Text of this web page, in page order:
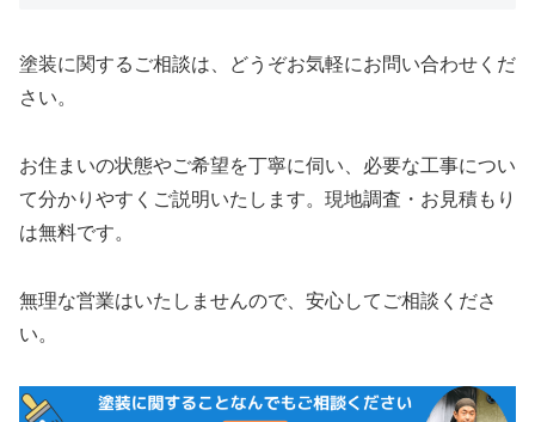
塗装に関するご相談は、どうぞお気軽にお問い合わせくだ
さい。
お住まいの状態やご希望を丁寧に伺い、必要な工事につい
て分かりやすくご説明いたします。現地調査・お見積もり
は無料です。
無理な営業はいたしませんので、安心してご相談くださ
い。